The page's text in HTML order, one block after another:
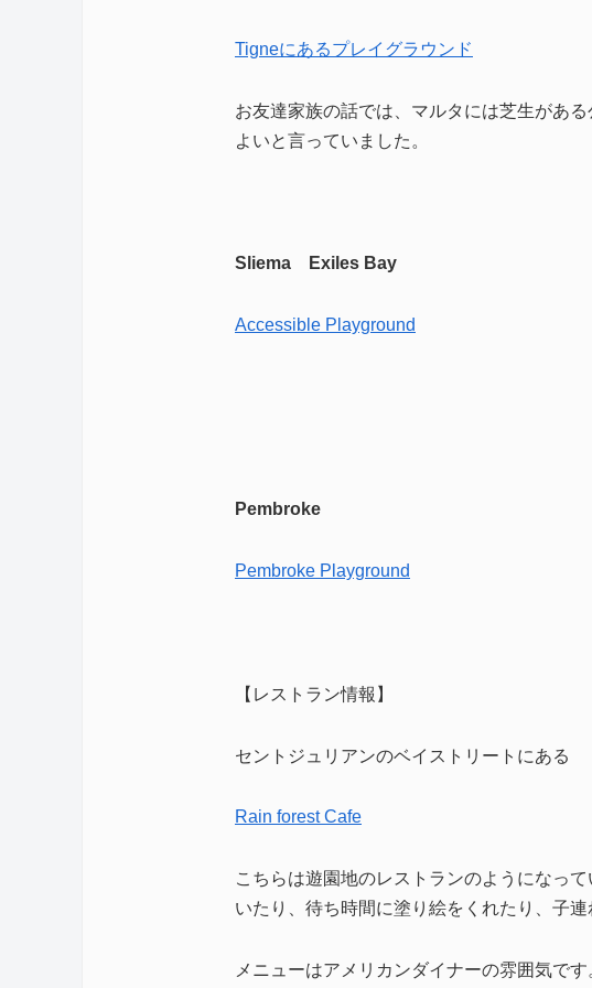
Tigneにあるプレイグラウンド
お友達家族の話では、マルタには芝生があ
よいと言っていました。
Sliema Exiles Bay
Accessible Playground
Pembroke
Pembroke Playground
【レストラン情報】
セントジュリアンのベイストリートにある
Rain forest Cafe
こちらは遊園地のレストランのようになっ
いたり、待ち時間に塗り絵をくれたり、子
メニューはアメリカンダイナーの雰囲気です